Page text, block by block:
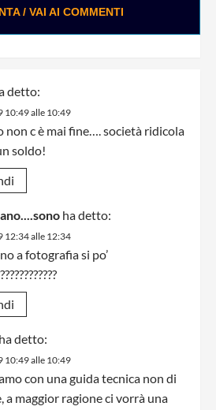
/ VAI AI COMMENTI
detto:
10:49 alle 10:49
non c è mai fine…. società ridicola
soldo!
ha detto:
12:34 alle 12:34
a fotografia si po’
ha detto:
10:49 alle 10:49
con una guida tecnica non di
a maggior ragione ci vorrà una